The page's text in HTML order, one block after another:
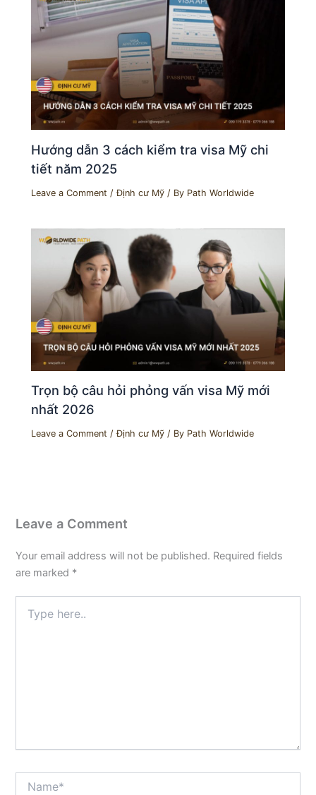
Hướng dẫn 3 cách kiểm tra visa Mỹ chi
tiết năm 2025
Leave a Comment /Định cư Mỹ / By Path Worldwide
Trọn bộ câu hỏi phỏng vấn visa Mỹ mới
nhất 2026
Leave a Comment /Định cư Mỹ / By Path Worldwide
Leave a Comment
Your email address will not be published. Required fields
are marked *
here..